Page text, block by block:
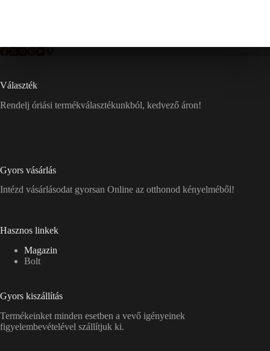
Választék
Rendelj óriási termékválasztékunkból, kedvező áron!
Gyors vásárlás
Intézd vásárlásodat gyorsan Online az otthonod kényelméből!
Hasznos linkek
Magazin
Bolt
Gyors kiszállítás
Termékeinket minden esetben a vevő igényeinek
figyelembevételével szállítjuk ki.